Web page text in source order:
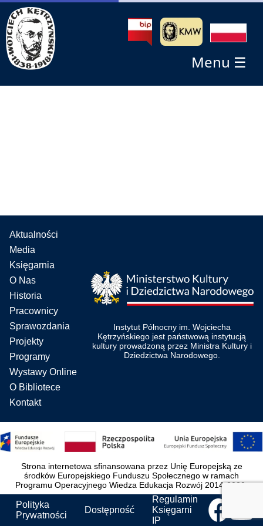
Menu ☰
Aktualności
Media
Księgarnia
O Nas
Historia
Pracownicy
Sprawozdania
Projekty
Programy
Wystawy Online
O Bibliotece
Kontakt
Instytut Północny im. Wojciecha
Kętrzyńskiego jest państwową instytucją
kultury prowadzoną przez Ministra Kultury i
Dziedzictwa Narodowego.
Strona internetowa sfinansowana przez Unię Europejską ze
środków Europejskiego Funduszu Społecznego w ramach
Programu Operacyjnego Wiedza Edukacja Rozwój 2014-2020.
Polityka
Prywatności
Dostępność
Regulamin
Księgarni
IP